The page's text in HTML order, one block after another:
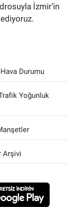
İzmir’in
Durumu
Yoğunluk
Arşivi